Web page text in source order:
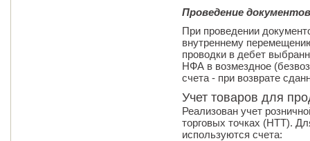
Проведение документов
При проведении
внутреннему
проводки в дебет
НФА в возмездное
счета - при возврате
Учет товаров для
Реализован учет
торговых точках (НТТ).
используются счета: